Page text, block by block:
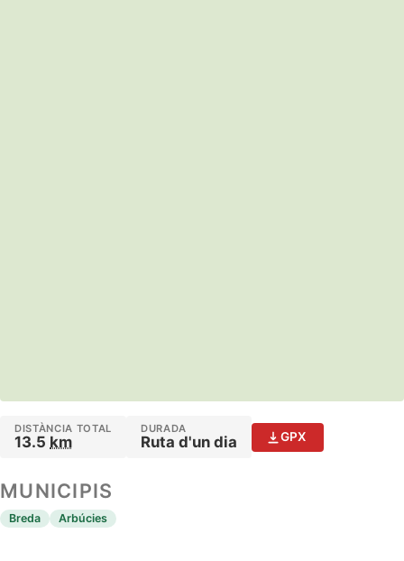
DISTÀNCIA TOTAL
13.5 km
DURADA
Ruta d'un dia GPX
MUNICIPIS
Breda Arbúcies